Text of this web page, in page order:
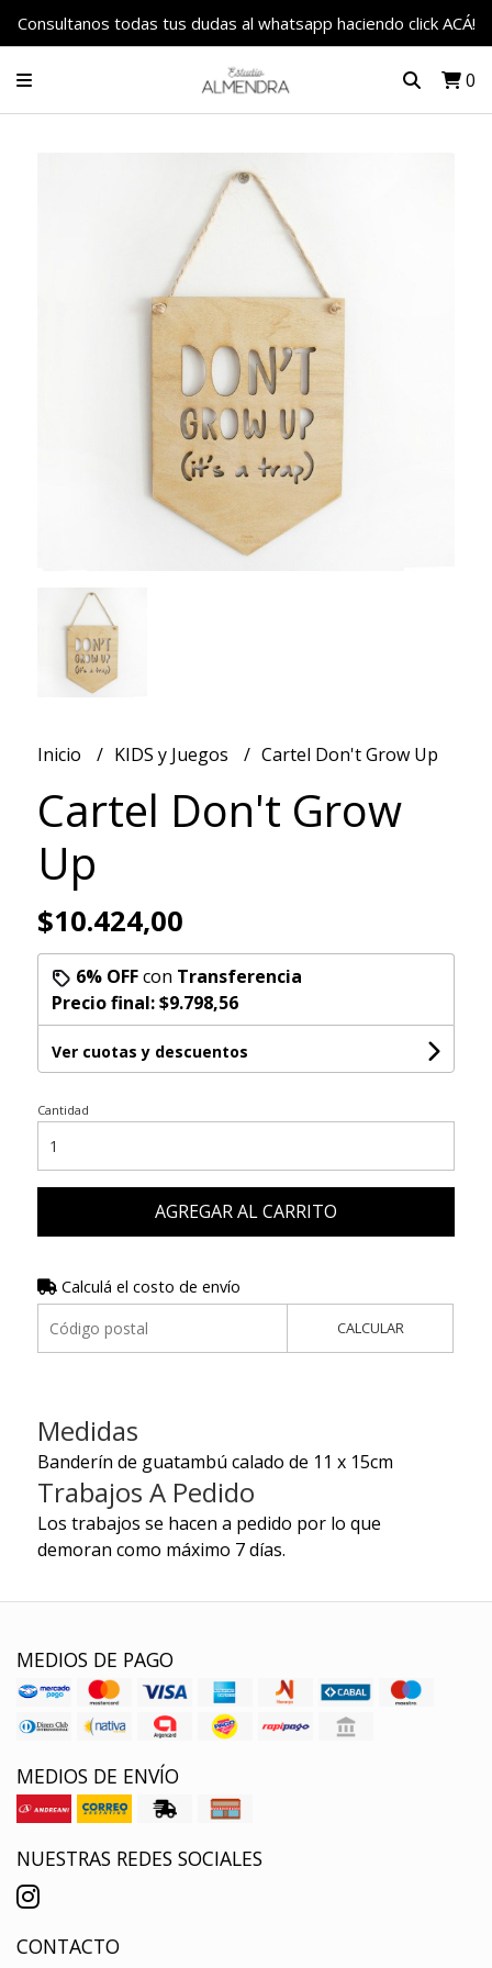
Consultanos todas tus dudas al whatsapp haciendo click ACÁ!
0
Inicio KIDS y Juegos Cartel Don't Grow Up
Cartel Don't Grow
Up
$10.424,00
6% OFFcon Transferencia
Precio final:$9.798,56
Ver cuotas y descuentos
Cantidad
AGREGAR AL CARRITO
Calculá el costo de envío
CALCULAR
Medidas
Banderín de guatambú calado de 11 x 15cm
Trabajos A Pedido
Los trabajos se hacen a pedido por lo que
demoran como máximo 7 días.
MEDIOS DE PAGO
MEDIOS DE ENVÍO
NUESTRAS REDES SOCIALES
CONTACTO